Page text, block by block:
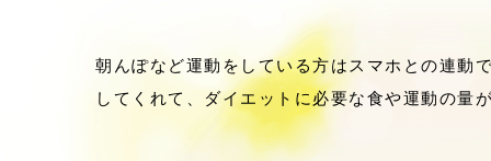
朝んぽなど運動をしている方はスマホとの連動
してくれて、ダイエットに必要な食や運動の量